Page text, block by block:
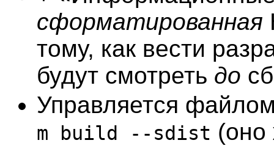
сформатированная
тому, как вести
будут смотреть до
Управляется
m build --sdist